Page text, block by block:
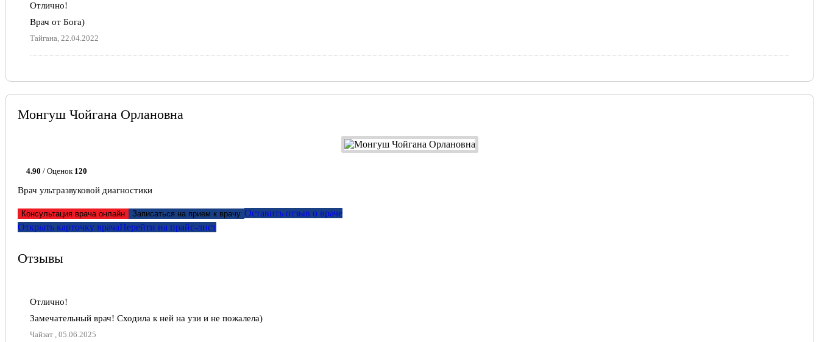
Отлично!
Врач от Бога)
Тайгана, 22.04.2022
Монгуш Чойгана Орлановна
4.90 / Оценок 120
Врач ультразвуковой диагностики
Консультация врача онлайн Записаться на прием к врачу Оставить отзыв о враче
Открыть карточку врачаПерейти на прайс-лист
Отзывы
Отлично!
Замечательный врач! Сходила к ней на узи и не пожалела)
Чайзат , 05.06.2025